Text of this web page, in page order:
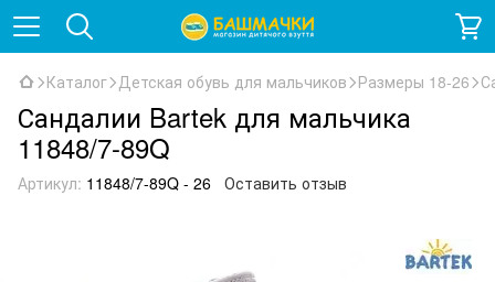
Каталог Детская обувь для мальчиков Размеры 18-26
Сандалии Bartek для мальчика
11848/7-89Q
Артикул: 11848/7-89Q - 26 Оставить отзыв